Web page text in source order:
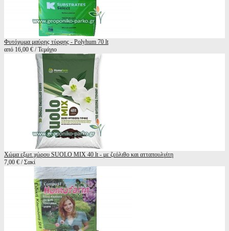
Φυτόχωμα μαύρης τύρφης - Polyhum 70 lt
από 16,00 € / Τεμάχιο
Χώμα εξωτ.χώρου SUOLO MIX 40 lt - με ζεόλιθο και ατταπουλγίτη
7,00 € / Σακί